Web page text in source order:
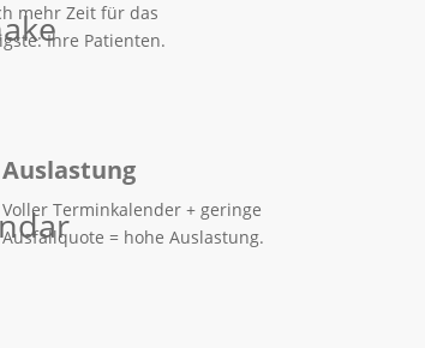
mehr Zeit für das
Ihre Patienten.
Auslastung
Voller Terminkalender + geringe
Ausfallquote = hohe Auslastung.